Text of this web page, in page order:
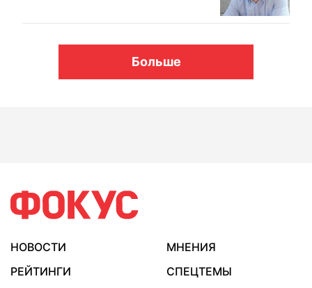
Больше
НОВОСТИ
МНЕНИЯ
РЕЙТИНГИ
СПЕЦТЕМЫ